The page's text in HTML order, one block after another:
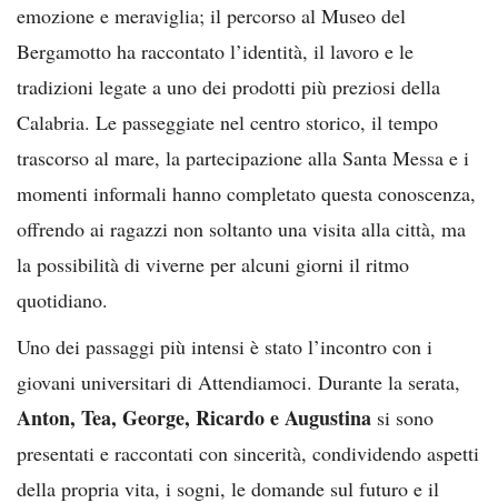
emozione e meraviglia; il percorso al Museo del
Bergamotto ha raccontato l’identità, il lavoro e le
tradizioni legate a uno dei prodotti più preziosi della
Calabria. Le passeggiate nel centro storico, il tempo
trascorso al mare, la partecipazione alla Santa Messa e i
momenti informali hanno completato questa conoscenza,
offrendo ai ragazzi non soltanto una visita alla città, ma
la possibilità di viverne per alcuni giorni il ritmo
quotidiano.
Uno dei passaggi più intensi è stato l’incontro con i
giovani universitari di Attendiamoci. Durante la serata,
Anton, Tea, George, Ricardo e Augustina si sono
presentati e raccontati con sincerità, condividendo aspetti
della propria vita, i sogni, le domande sul futuro e il